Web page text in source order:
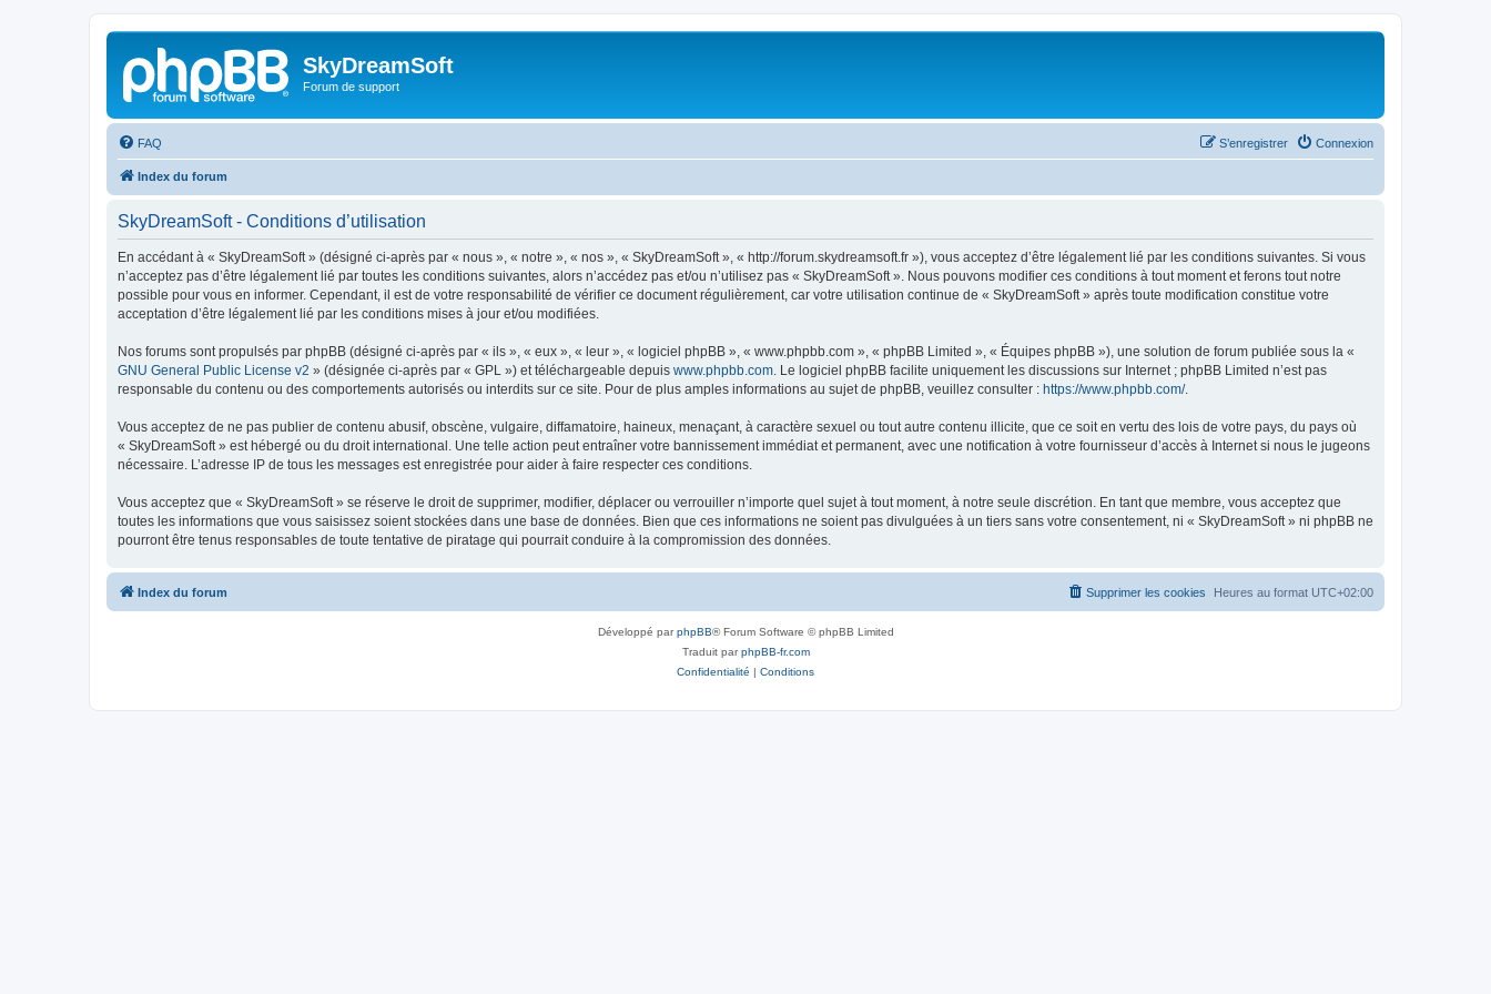
SkyDreamSoft
Forum de support
FAQ Connexion
S’enregistrer
Index du forum
SkyDreamSoft - Conditions d’utilisation
En accédant à « SkyDreamSoft » (désigné ci-après par « nous », « notre », « nos », « SkyDreamSoft », « http://forum.skydreamsoft.fr »), vous acceptez d’être légalement lié par les conditions suivantes. Si vous
n’acceptez pas d’être légalement lié par toutes les conditions suivantes, alors n’accédez pas et/ou n’utilisez pas « SkyDreamSoft ». Nous pouvons modifier ces conditions à tout moment et ferons tout notre
possible pour vous en informer. Cependant, il est de votre responsabilité de vérifier ce document régulièrement, car votre utilisation continue de « SkyDreamSoft » après toute modification constitue votre
acceptation d’être légalement lié par les conditions mises à jour et/ou modifiées.
Nos forums sont propulsés par phpBB (désigné ci-après par « ils », « eux », « leur », « logiciel phpBB », « www.phpbb.com », « phpBB Limited », « Équipes phpBB »), une solution de forum publiée sous la «
GNU General Public License v2 » (désignée ci-après par « GPL ») et téléchargeable depuis www.phpbb.com . Le logiciel phpBB facilite uniquement les discussions sur Internet ; phpBB Limited n’est pas
responsable du contenu ou des comportements autorisés ou interdits sur ce site. Pour de plus amples informations au sujet de phpBB, veuillez consulter : https://www.phpbb.com/.
Vous acceptez de ne pas publier de contenu abusif, obscène, vulgaire, diffamatoire, haineux, menaçant, à caractère sexuel ou tout autre contenu illicite, que ce soit en vertu des lois de votre pays, du pays où
« SkyDreamSoft » est hébergé ou du droit international. Une telle action peut entraîner votre bannissement immédiat et permanent, avec une notification à votre fournisseur d’accès à Internet si nous le jugeons
nécessaire. L’adresse IP de tous les messages est enregistrée pour aider à faire respecter ces conditions.
Vous acceptez que « SkyDreamSoft » se réserve le droit de supprimer, modifier, déplacer ou verrouiller n’importe quel sujet à tout moment, à notre seule discrétion. En tant que membre, vous acceptez que
toutes les informations que vous saisissez soient stockées dans une base de données. Bien que ces informations ne soient pas divulguées à un tiers sans votre consentement, ni « SkyDreamSoft » ni phpBB ne
pourront être tenus responsables de toute tentative de piratage qui pourrait conduire à la compromission des données.
Index du forum Heures au format UTC+02:00
Supprimer les cookies
Développé parphpBB® Forum Software © phpBB Limited
Traduit parphpBB-fr.com
Confidentialité | Conditions